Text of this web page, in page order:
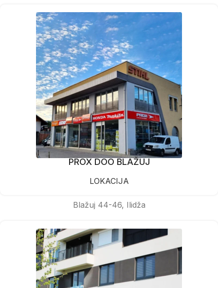
PROX DOO BLAŽUJ
LOKACIJA
Blažuj 44-46, Ilidža